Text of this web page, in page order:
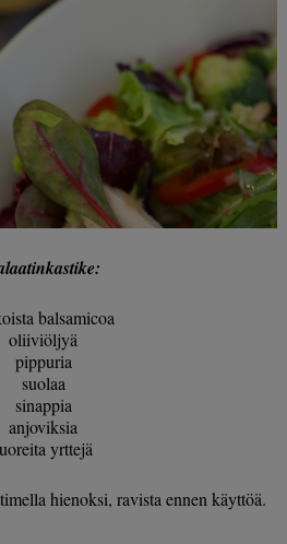
balsamicoa
oliiviöljyä
pippuria
suolaa
sinappia
anjoviksia
yrttejä
hienoksi, ravista ennen käyttöä.